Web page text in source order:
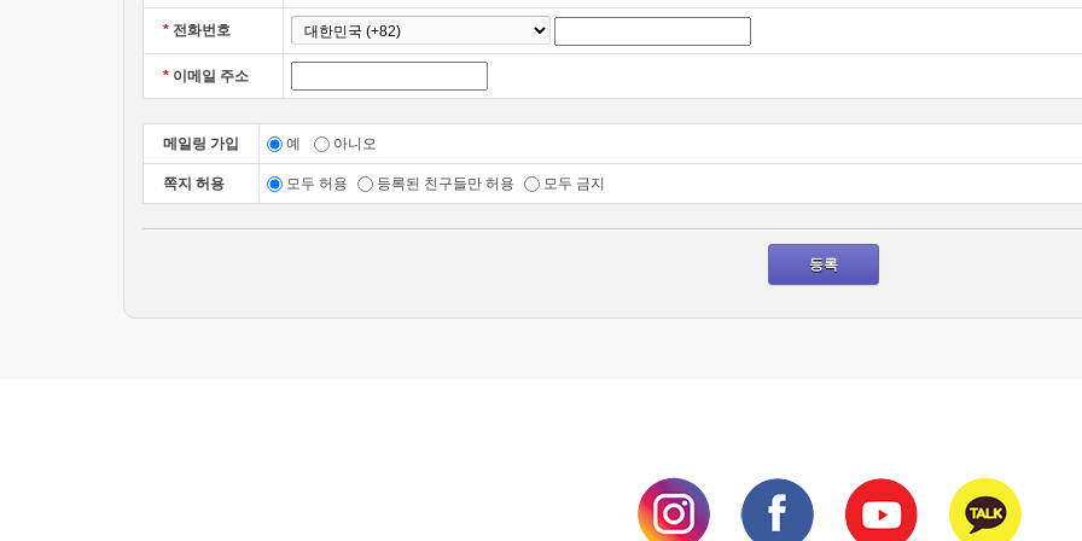
* 전화번호
* 이메일 주소
메일링 가입 예 아니오
쪽지 허용 모두 허용 등록된 친구들만 허용 모두 금지